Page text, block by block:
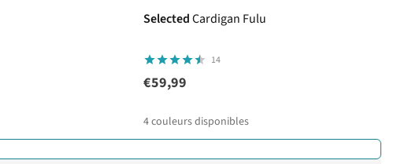
SelectedCardigan Fulu
14
€59,99
4couleurs disponibles